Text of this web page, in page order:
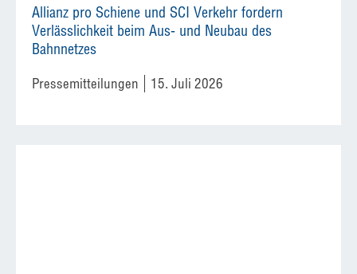
Allianz pro Schiene und SCI Verkehr fordern
Verlässlichkeit beim Aus- und Neubau des
Bahnnetzes
Pressemitteilungen 15. Juli 2026